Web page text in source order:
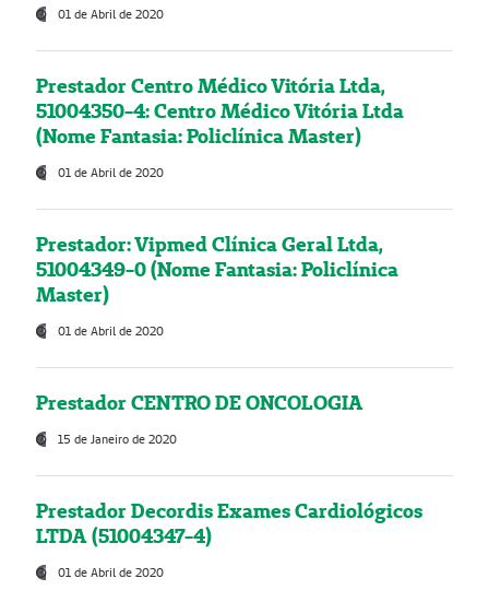
01 de Abril de 2020
Prestador Centro Médico Vitória Ltda,
51004350-4: Centro Médico Vitória Ltda
(Nome Fantasia: Policlínica Master)
01 de Abril de 2020
Prestador: Vipmed Clínica Geral Ltda,
51004349-0 (Nome Fantasia: Policlínica
Master)
01 de Abril de 2020
Prestador CENTRO DE ONCOLOGIA
15 de Janeiro de 2020
Prestador Decordis Exames Cardiológicos
LTDA (51004347-4)
01 de Abril de 2020